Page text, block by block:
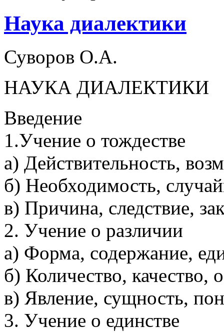
Наука диалектики
Суворов О.А.
НАУКА ДИАЛЕКТИКИ
Введение
1.Учение о тождестве
а) Действительность,
б) Необходимость,
в) Причина, следствие,
2. Учение о различии
а) Форма, содержание,
б) Количество, качество,
в) Явление, сущность,
3. Учение о единстве